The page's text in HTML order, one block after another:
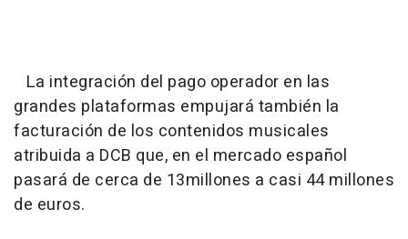
La integración del pago operador en las
grandes plataformas empujará también la
facturación de los contenidos musicales
atribuida a DCB que, en el mercado español
pasará de cerca de 13millones a casi 44 millones
de euros.